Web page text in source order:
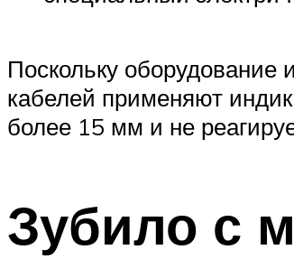
Поскольку
кабелей применяют
более 15 мм и не
Зубило с